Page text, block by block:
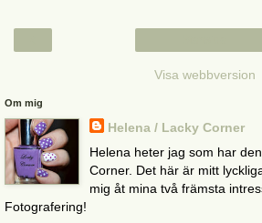
Visa webbversion
Om mig
Helena / Lacky Corner
Helena heter jag som har
Corner. Det här är mitt
mig åt mina två främsta
Fotografering!